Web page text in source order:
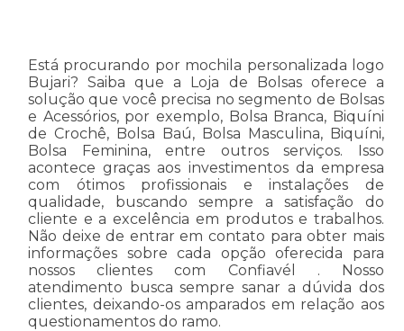
Está procurando por mochila personalizada logo
Bujari? Saiba que a Loja de Bolsas oferece a
solução que você precisa no segmento de Bolsas
e Acessórios, por exemplo, Bolsa Branca, Biquíni
de Crochê, Bolsa Baú, Bolsa Masculina, Biquíni,
Bolsa Feminina, entre outros serviços. Isso
acontece graças aos investimentos da empresa
com ótimos profissionais e instalações de
qualidade, buscando sempre a satisfação do
cliente e a excelência em produtos e trabalhos.
Não deixe de entrar em contato para obter mais
informações sobre cada opção oferecida para
nossos clientes com Confiavél . Nosso
atendimento busca sempre sanar a dúvida dos
clientes, deixando-os amparados em relação aos
questionamentos do ramo.